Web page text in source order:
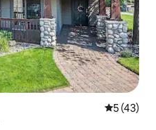
5 (43)